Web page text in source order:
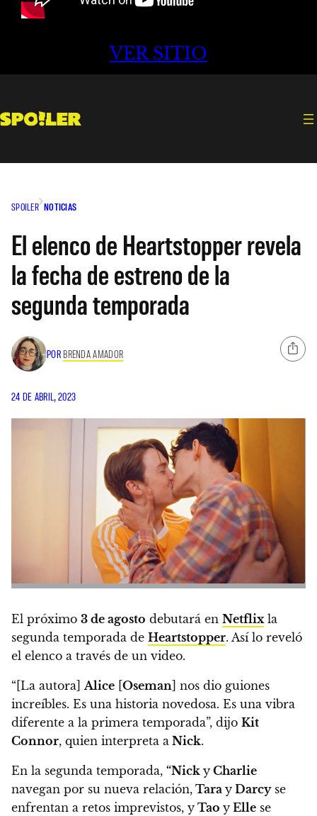
VER SITIO
SPOILER NOTICIAS
El elenco de Heartstopper revela
la fecha de estreno de la
segunda temporada
POR BRENDA AMADOR
24 DE ABRIL, 2023
El próximo 3 de agosto debutará en Netflixla
segunda temporada de Heartstopper. Así lo reveló
el elenco a través de un video.
“[La autora]Alice Oseman ] nos dio guiones
increíbles. Es una historia novedosa. Es una vibra
diferente a la primera temporada”, dijo Kit
Connor, quien interpreta a Nick.
En la segunda temporada, “Nick y Charlie
navegan por su nueva relación, Tara y Darcyse
enfrentan a retos imprevistos, y Tao y Elle se